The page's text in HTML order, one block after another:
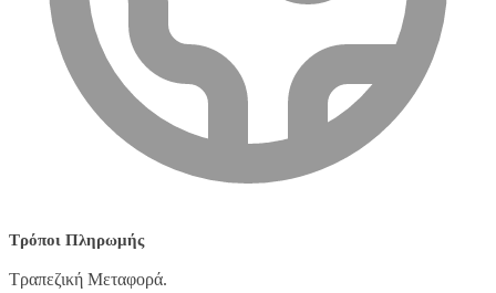
Τρόποι Πληρωμής
Τραπεζική Μεταφορά.